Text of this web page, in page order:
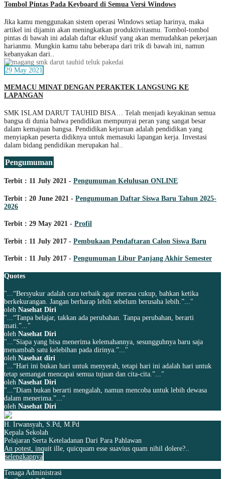
Tombol Pintas Pada Keyboard di Semua Versi Windows
Jika kamu menggunakan sistem operasi Windows setiap harinya, maka
artikel ini dijamin akan meningkatkan produktivitasmu. Tombol-tombol
pintas di bawah ini adalah daftar eklusif yang akan memudahkan pekerjaan
harianmu. Mungkin kamu tahu beberapa dari trik di bawah ini, namun
kebanyakan dari..
29 May 2021
MEMACU MINAT DENGAN PERAKTEK LANGSUNG KE
LAPANGAN
SMK ISLAM DARUT TAUHID BISA… Telah menjadi keyakinan semua
bangsa di dunia bahwa pendidikan mempunyai peran yang sangat besar
dalam kemajuan bangsa. Pendidikan kejuruan adalah pendidikan yang
menyiapkan peserta didiknya untuk memasuki lapangan kerja. Investasi
dalam bidang pendidikan merupakan hal..
Pengumuman
Terbit : 11 July 2021 - Pengumuman Kelulusan ONLINE
Terbit : 20 June 2021 - Pengumuman Daftar Siswa Baru Tahun 2025-
2026
Terbit : 29 May 2021 - Profil
Terbit : 11 July 2017 - Pembukaan Pendaftaran Calon Siswa Baru
Terbit : 11 July 2017 - Pengumuman Libur Panjang Akhir Semester
Quotes
"...“Bersyukur adalah cara terbaik agar merasa cukup, bahkan ketika
berkekurangan. Jangan berharap lebih sebelum berusaha lebih.”..."
oleh Nasehat Diri
"...“Tanpa belajar, takkan ada perubahan. Tanpa perubahan, berarti
mati.”..."
oleh Nasehat Diri
"...“Siapa yang bisa menerima kelemahannya, sesungguhnya baru saja
menambah satu kelebihan pada dirinya.”..."
oleh Nasehat diri
"...“Hari ini bukan hari untuk menyerah, tetapi hari ini adalah hari untuk
tetap semangat mencapai semua tujuan dan cita-cita.”..."
oleh Nasehat Diri
"...“Diam bukan berarti mengalah, namun mencoba untuk lebih dewasa
dalam menerima.”..."
oleh Nasehat Diri
H. Irwansyah, S.Pd, M.Pd
Kepala Sekolah
Pelajaran Serta Keteladanan Dari Para Pahlawan
An potest, inquit ille, quicquam esse suavius quam nihil dolere?..
selengkapnya
Tenaga Administrasi